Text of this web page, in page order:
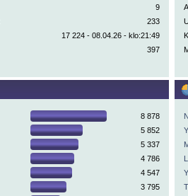
9
233
17 224 - 08.04.26 - klo:21:49
397
8 878
5 852
5 337
4 786
4 547
3 795